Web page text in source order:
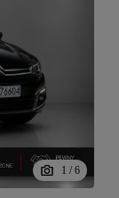
1 / 6